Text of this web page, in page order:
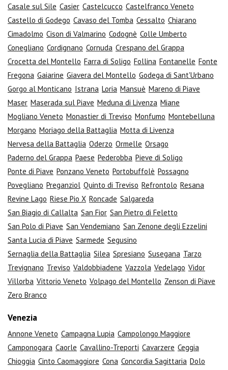
Casale sul Sile Casier Castelcucco Castelfranco Veneto
Castello di Godego Cavaso del Tomba Cessalto Chiarano
Cimadolmo Cison di Valmarino Codognè Colle Umberto
Conegliano Cordignano Cornuda Crespano del Grappa
Crocetta del Montello Farra di Soligo Follina Fontanelle Fonte
Fregona Gaiarine Giavera del Montello Godega di Sant'Urbano
Gorgo al Monticano Istrana Loria Mansuè Mareno di Piave
Maser Maserada sul Piave Meduna di Livenza Miane
Mogliano Veneto Monastier di Treviso Monfumo Montebelluna
Morgano Moriago della Battaglia Motta di Livenza
Nervesa della Battaglia Oderzo Ormelle Orsago
Paderno del Grappa Paese Pederobba Pieve di Soligo
Ponte di Piave Ponzano Veneto Portobuffolè Possagno
Povegliano Preganziol Quinto di Treviso Refrontolo Resana
Revine Lago Riese Pio X Roncade Salgareda
San Biagio di Callalta San Fior San Pietro di Feletto
San Polo di Piave San Vendemiano San Zenone degli Ezzelini
Santa Lucia di Piave Sarmede Segusino
Sernaglia della Battaglia Silea Spresiano Susegana Tarzo
Trevignano Treviso Valdobbiadene Vazzola Vedelago Vidor
Villorba Vittorio Veneto Volpago del Montello Zenson di Piave
Zero Branco
Venezia
Annone Veneto Campagna Lupia Campolongo Maggiore
Camponogara Caorle Cavallino-Treporti Cavarzere Ceggia
Chioggia Cinto Caomaggiore Cona Concordia Sagittaria Dolo